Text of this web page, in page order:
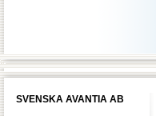
SVENSKA AVANTIA AB